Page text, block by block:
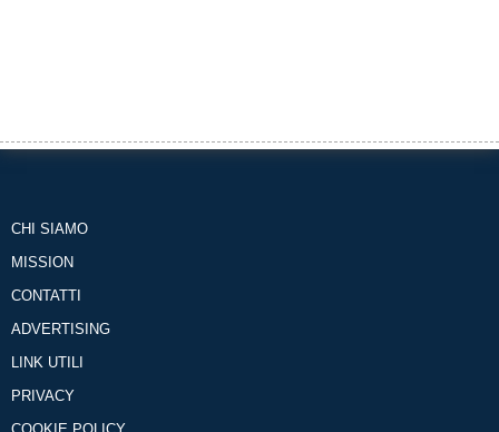
CHI SIAMO
MISSION
CONTATTI
ADVERTISING
LINK UTILI
PRIVACY